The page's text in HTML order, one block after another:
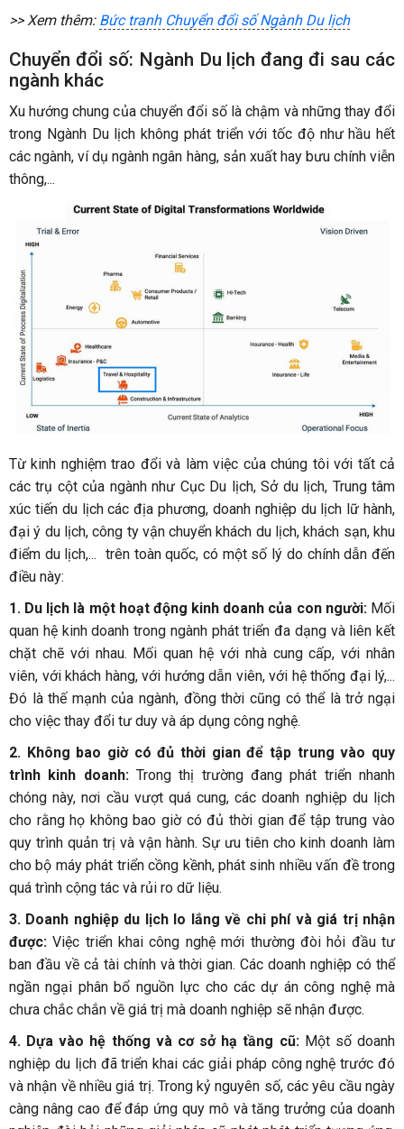
>> Xem thêm: Bức tranh Chuyển đổi số Ngành Du lịch
Chuyển đổi số: Ngành Du lịch đang đi sau các
ngành khác
Xu hướng chung của chuyển đổi số là chậm và những thay đổi
trong Ngành Du lịch không phát triển với tốc độ như hầu hết
các ngành, ví dụ ngành ngân hàng, sản xuất hay bưu chính viễn
thông,...
Từ kinh nghiệm trao đổi và làm việc của chúng tôi với tất cả
các trụ cột của ngành như Cục Du lịch, Sở du lịch, Trung tâm
xúc tiến du lịch các địa phương, doanh nghiệp du lịch lữ hành,
đại ý du lịch, công ty vận chuyển khách du lịch, khách sạn, khu
điểm du lịch,... trên toàn quốc, có một số lý do chính dẫn đến
điều này:
1. Du lịch là một hoạt động kinh doanh của con người:Mối
quan hệ kinh doanh trong ngành phát triển đa dạng và liên kết
chặt chẽ với nhau. Mối quan hệ với nhà cung cấp, với nhân
viên, với khách hàng, với hướng dẫn viên, với hệ thống đại lý,...
Đó là thế mạnh của ngành, đồng thời cũng có thể là trở ngại
cho việc thay đổi tư duy và áp dụng công nghệ.
2. Không bao giờ có đủ thời gian để tập trung vào quy
trình kinh doanh:Trong thị trường đang phát triển nhanh
chóng này, nơi cầu vượt quá cung, các doanh nghiệp du lịch
cho rằng họ không bao giờ có đủ thời gian để tập trung vào
quy trình quản trị và vận hành. Sự ưu tiên cho kinh doanh làm
cho bộ máy phát triển cồng kềnh, phát sinh nhiều vấn đề trong
quá trình cộng tác và rủi ro dữ liệu.
3. Doanh nghiệp du lịch lo lắng về chi phí và giá trị nhận
được:Việc triển khai công nghệ mới thường đòi hỏi đầu tư
ban đầu về cả tài chính và thời gian. Các doanh nghiệp có thể
ngần ngại phân bổ nguồn lực cho các dự án công nghệ mà
chưa chắc chắn về giá trị mà doanh nghiệp sẽ nhận được.
4. Dựa vào hệ thống và cơ sở hạ tầng cũ: Một số doanh
nghiệp du lịch đã triển khai các giải pháp công nghệ trước đó
và nhận về nhiều giá trị. Trong kỷ nguyên số, các yêu cầu ngày
càng nâng cao để đáp ứng quy mô và tăng trưởng của doanh